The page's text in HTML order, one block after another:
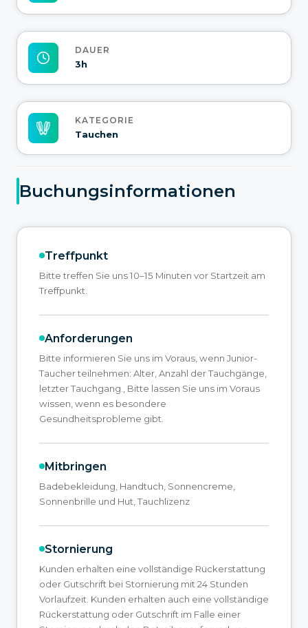
DAUER
3h
KATEGORIE
Tauchen
Buchungsinformationen
Treffpunkt
Bitte treffen Sie uns 10–15 Minuten vor Startzeit am
Treffpunkt.
Anforderungen
Bitte informieren Sie uns im Voraus, wenn Junior-
Taucher teilnehmen: Alter, Anzahl der Tauchgänge,
letzter Tauchgang., Bitte lassen Sie uns im Voraus
wissen, wenn es besondere
Gesundheitsprobleme gibt.
Mitbringen
Badebekleidung, Handtuch, Sonnencreme,
Sonnenbrille und Hut, Tauchlizenz
Stornierung
Kunden erhalten eine vollständige Rückerstattung
oder Gutschrift bei Stornierung mit 24 Stunden
Vorlaufzeit. Kunden erhalten auch eine vollständige
Rückerstattung oder Gutschrift im Falle einer